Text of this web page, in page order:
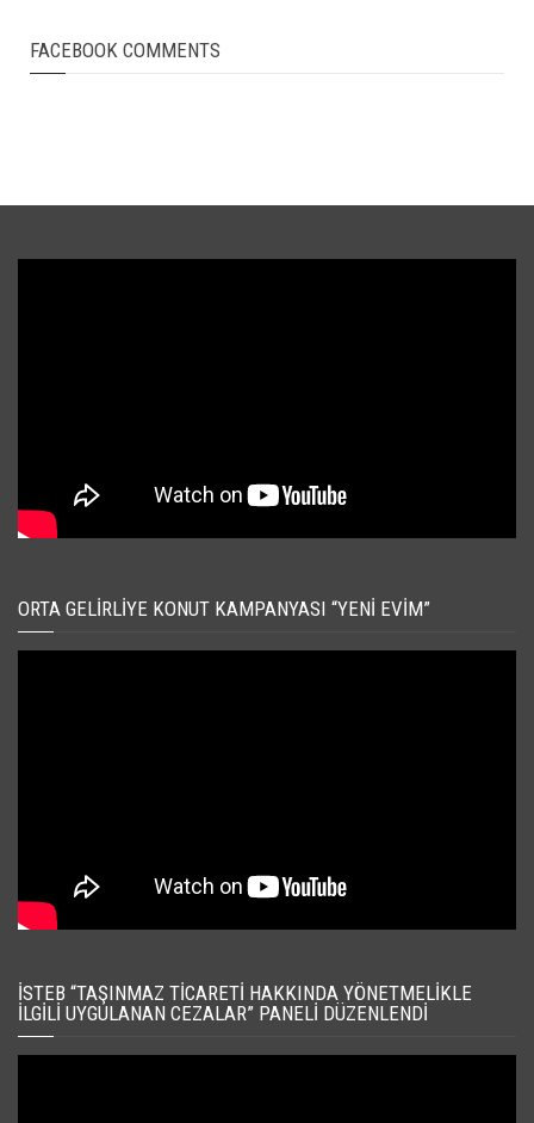
FACEBOOK COMMENTS
ORTA GELIRLIYE KONUT KAMPANYASI “YENI EVIM”
İSTEB “TAŞINMAZ TICARETI HAKKINDA YÖNETMELIKLE
İLGILI UYGULANAN CEZALAR” PANELI DÜZENLENDI